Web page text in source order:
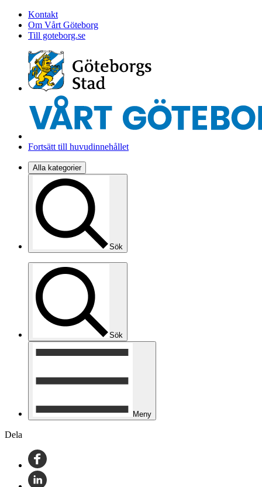
Kontakt
Om Vårt Göteborg
Till goteborg.se
Fortsätt till huvudinnehållet
Alla kategorier
Sök
Sök
Meny
Dela